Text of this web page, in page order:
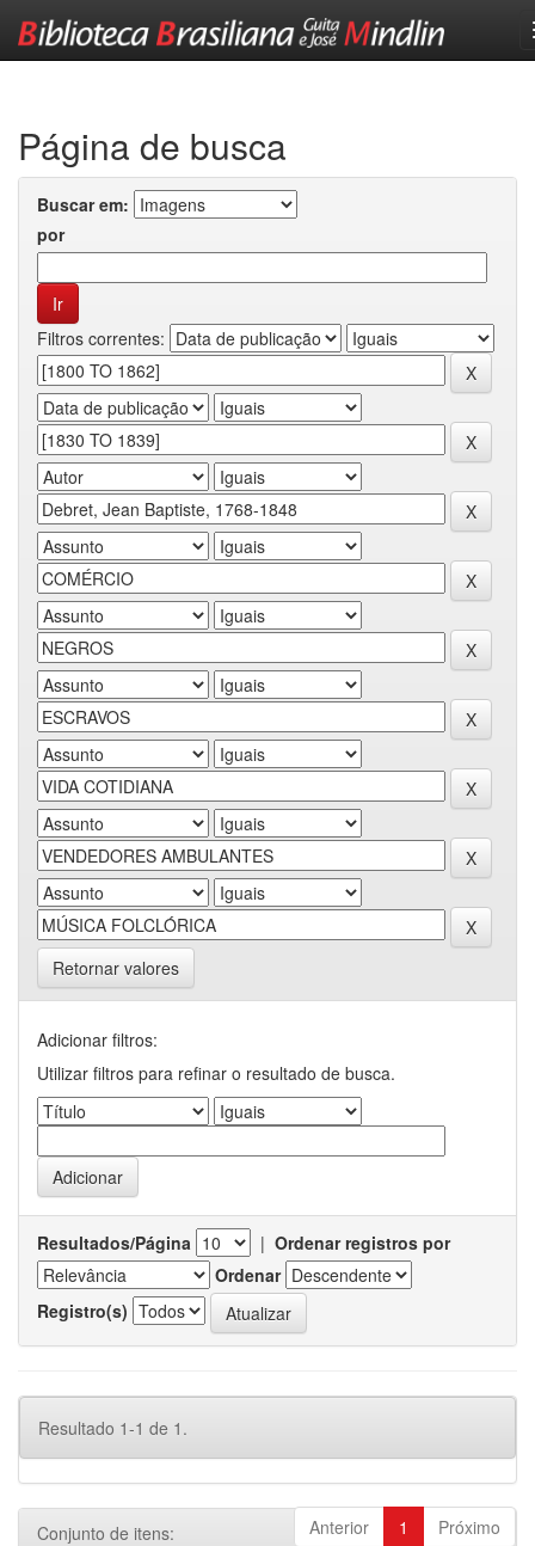
Página de busca
Buscar em:
por
Filtros correntes:
Retornar valores
Adicionar filtros:
Utilizar filtros para refinar o resultado de busca.
Resultados/Página | Ordenar registros por
Ordenar
Registro(s)
Resultado 1-1 de 1.
Anterior 1 Próximo
Conjunto de itens: